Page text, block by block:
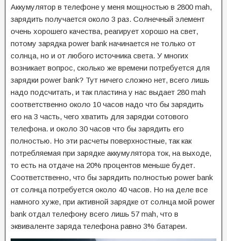
Аккумулятор в телефоне у меня мощностью в 2800 mah,
зарядить получается около 3 раз. Солнечный элемент
очень хорошего качества, реагирует хорошо на свет,
потому зарядка power bank начинается не только от
солнца, но и от любого источника света. У многих
возникает вопрос, сколько же времени потребуется для
зарядки power bank? Тут ничего сложно нет, всего лишь
надо подсчитать, и так пластина у нас выдает 280 mah
соответственно около 10 часов надо что бы зарядить
его на 3 часть, чего хватить для зарядки сотового
телефона. и около 30 часов что бы зарядить его
полностью. Но эти расчеты поверхностные, так как
потребляемая при зарядке аккумулятора ток, на выходе,
то есть на отдаче на 20% процентов меньше будет.
Соответственно, что бы зарядить полностью power bank
от солнца потребуется около 40 часов. Но на деле все
намного хуже, при активной зарядке от солнца мой power
bank отдал телефону всего лишь 57 mah, что в
эквиваленте заряда телефона равно 3% батареи.